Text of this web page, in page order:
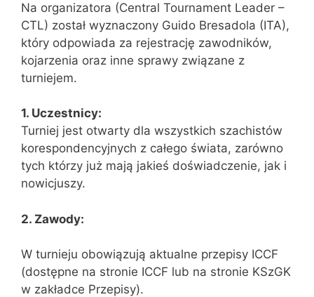
Na organizatora (Central Tournament Leader –
CTL) został wyznaczony Guido Bresadola (ITA),
który odpowiada za rejestrację zawodników,
kojarzenia oraz inne sprawy związane z
turniejem.
1. Uczestnicy:
Turniej jest otwarty dla wszystkich szachistów
korespondencyjnych z całego świata, zarówno
tych którzy już mają jakieś doświadczenie, jak i
nowicjuszy.
2. Zawody:
W turnieju obowiązują aktualne przepisy ICCF
(dostępne na stronie ICCF lub na stronie KSzGK
w zakładce Przepisy).